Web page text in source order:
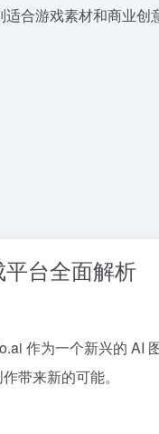
合游戏素材和商业创
台全面解析
作为一个新兴的
带来新的可能。